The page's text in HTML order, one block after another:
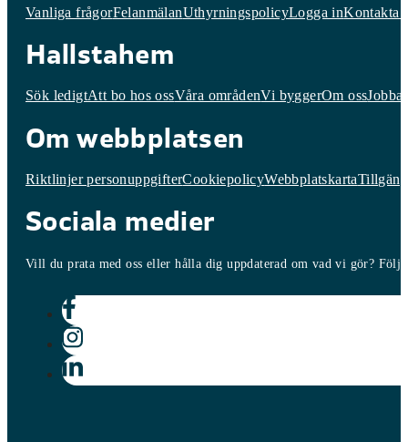
Vanliga frågorFelanmälanUthyrningspolicyLogga inKontakta
Hallstahem
Sök ledigtAtt bo hos ossVåra områdenVi byggerOm ossJobba
Om webbplatsen
Riktlinjer personuppgifterCookiepolicyWebbplatskarta
Sociala medier
Vill du prata med oss eller hålla dig uppdaterad om vad vi gör? Följ